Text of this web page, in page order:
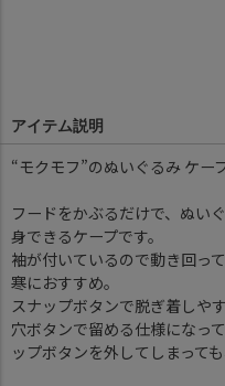
アイテム説明
“モクモフ”のぬいぐるみ ケー
フードをかぶるだけで、ぬい
身できるケープです。
袖が付いているので動き回っ
寒におすすめ。
スナップボタンで脱ぎ着しや
穴ボタンで留める仕様になっ
ップボタンを外してしまって